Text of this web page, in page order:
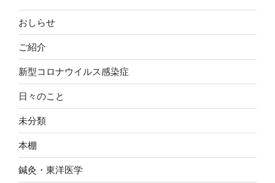
おしらせ
ご紹介
新型コロナウイルス感染症
日々のこと
未分類
本棚
鍼灸・東洋医学